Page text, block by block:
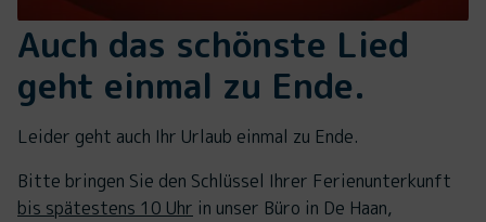
Auch das schönste Lied
geht einmal zu Ende.
Leider geht auch Ihr Urlaub einmal zu Ende.
Bitte bringen Sie den Schlüssel Ihrer Ferienunterkunft
bis spätestens 10 Uhr in unser Büro in De Haan,